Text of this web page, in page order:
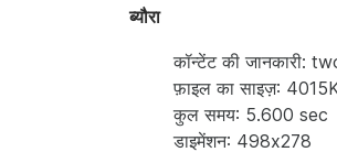
ब्यौरा
कॉन्टेंट की जानकारी:
फ़ाइल का साइज़:
कुल समय: 5.600 sec
डाइमेंशन: 498x278